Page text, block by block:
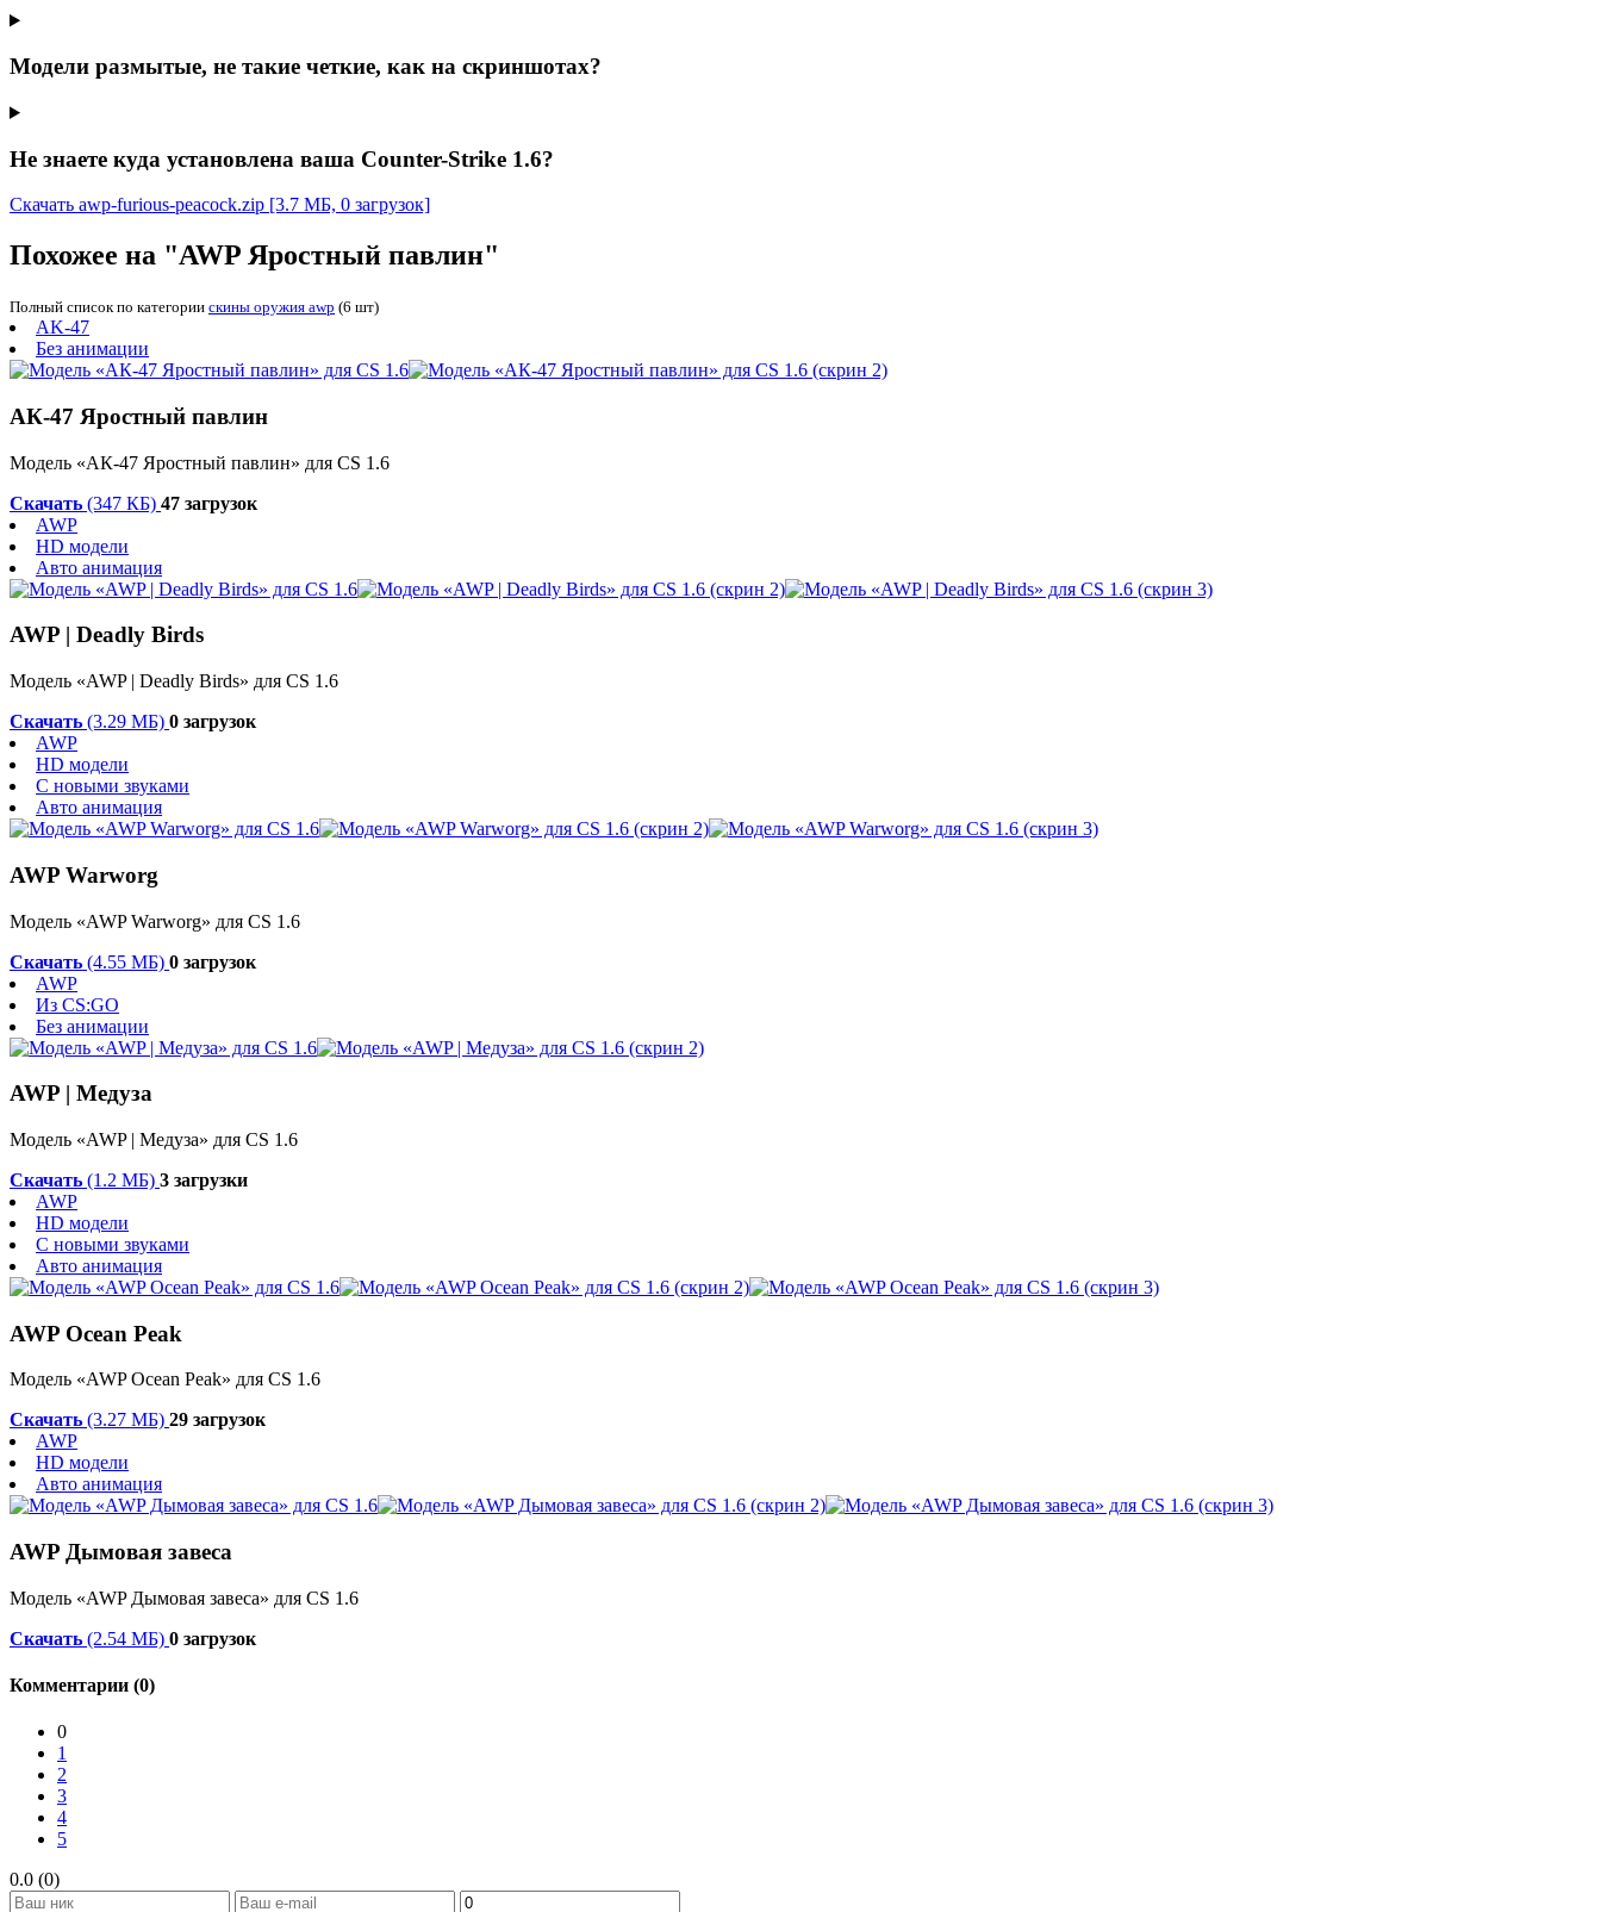
Модели размытые, не такие четкие, как на скриншотах?
Не знаете куда установлена ваша Counter-Strike 1.6?
Скачать awp-furious-peacock.zip [3.7 МБ, 0 загрузок]
Похожее на "AWP Яростный павлин"
Полный список по категории скины оружия awp (6 шт)
AK-47
Без анимации
АК-47 Яростный павлин
Модель «АК-47 Яростный павлин» для CS 1.6
Скачать (347 КБ) 47 загрузок
AWP
HD модели
Авто анимация
AWP | Deadly Birds
Модель «AWP | Deadly Birds» для CS 1.6
Скачать (3.29 МБ) 0 загрузок
AWP
HD модели
С новыми звуками
Авто анимация
AWP Warworg
Модель «AWP Warworg» для CS 1.6
Скачать (4.55 МБ) 0 загрузок
AWP
Из CS:GO
Без анимации
AWP | Медуза
Модель «AWP | Медуза» для CS 1.6
Скачать (1.2 МБ) 3 загрузки
AWP
HD модели
С новыми звуками
Авто анимация
AWP Ocean Peak
Модель «AWP Ocean Peak» для CS 1.6
Скачать (3.27 МБ) 29 загрузок
AWP
HD модели
Авто анимация
AWP Дымовая завеса
Модель «AWP Дымовая завеса» для CS 1.6
Скачать (2.54 МБ) 0 загрузок
Комментарии (0)
0
1
2
3
4
5
0.0 (0)